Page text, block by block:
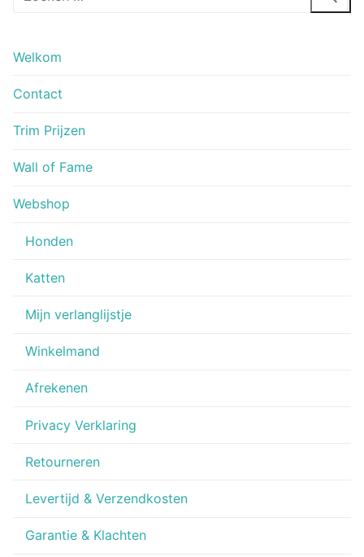
Welkom
Contact
Trim Prijzen
Wall of Fame
Webshop
Honden
Katten
Mijn verlanglijstje
Winkelmand
Afrekenen
Privacy Verklaring
Retourneren
Levertijd & Verzendkosten
Garantie & Klachten